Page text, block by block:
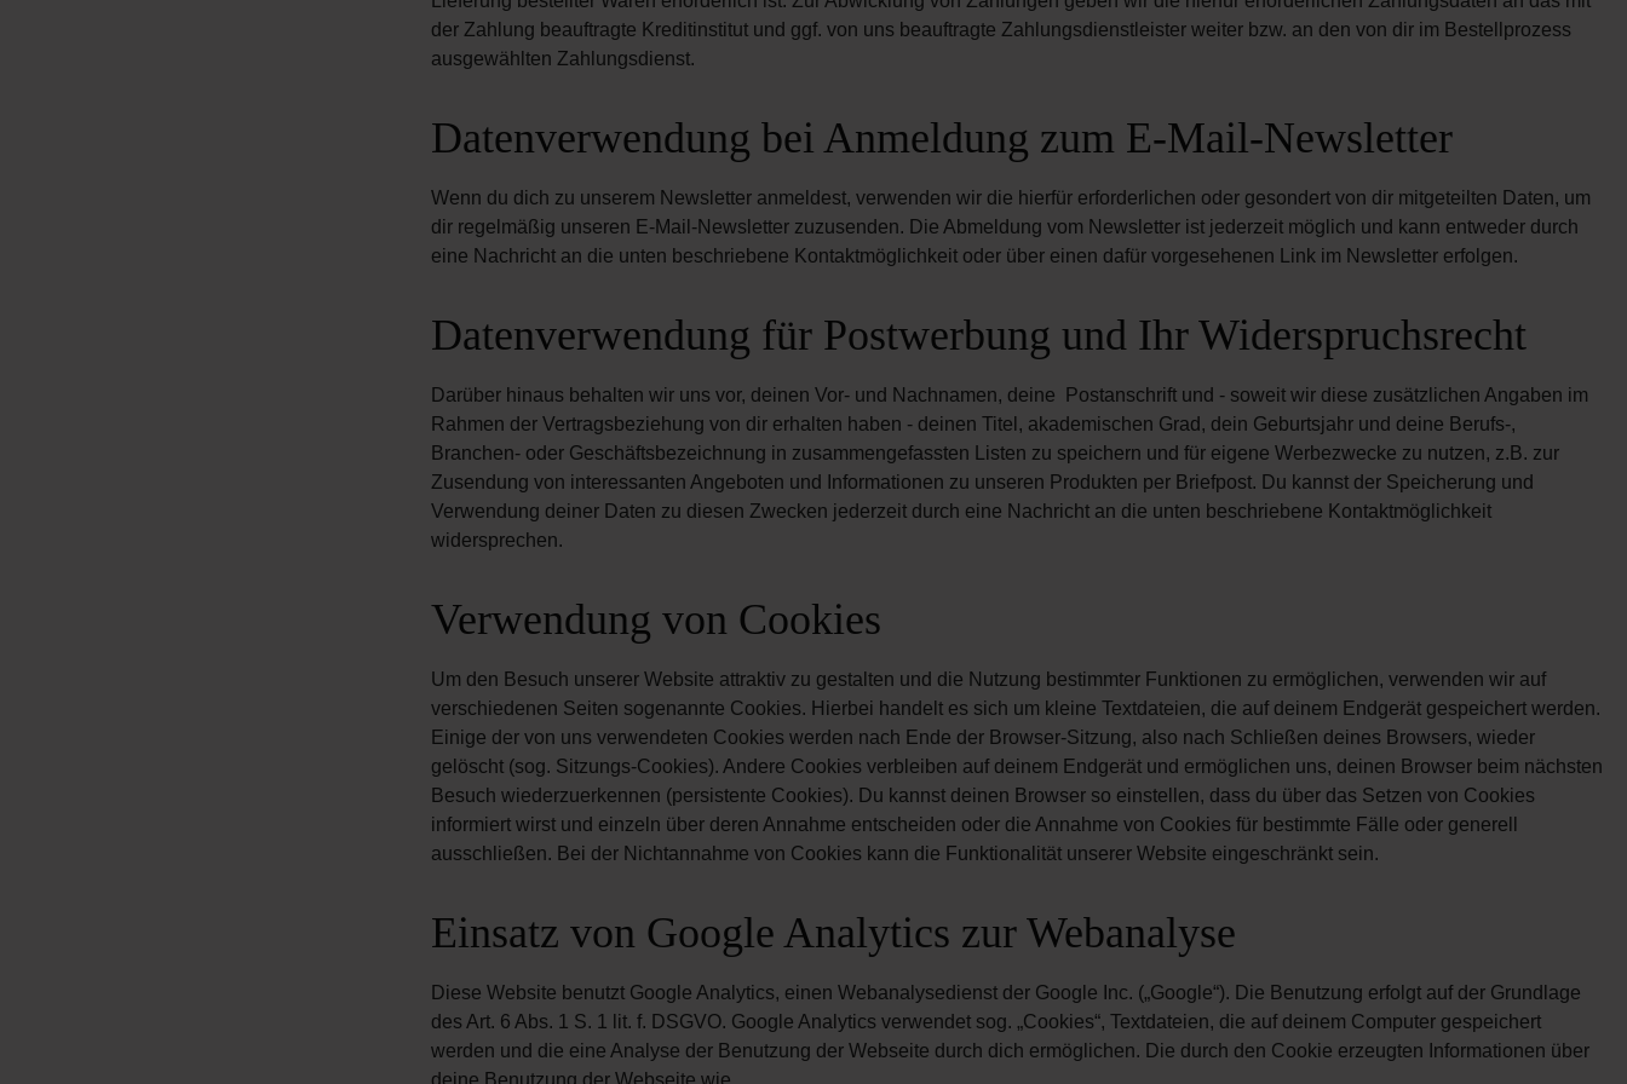
der Zahlung beauftragte Kreditinstitut und ggf. von uns beauftragte Zahlungsdienstleister weiter bzw. an den von dir im Bestellprozess
ausgewählten Zahlungsdienst.
Datenverwendung bei Anmeldung zum E-Mail-Newsletter
Wenn du dich zu unserem Newsletter anmeldest, verwenden wir die hierfür erforderlichen oder gesondert von dir mitgeteilten Daten, um
dir regelmäßig unseren E-Mail-Newsletter zuzusenden. Die Abmeldung vom Newsletter ist jederzeit möglich und kann entweder durch
eine Nachricht an die unten beschriebene Kontaktmöglichkeit oder über einen dafür vorgesehenen Link im Newsletter erfolgen.
Datenverwendung für Postwerbung und Ihr Widerspruchsrecht
Darüber hinaus behalten wir uns vor, deinen Vor- und Nachnamen, deine Postanschrift und - soweit wir diese zusätzlichen Angaben im
Rahmen der Vertragsbeziehung von dir erhalten haben - deinen Titel, akademischen Grad, dein Geburtsjahr und deine Berufs-,
Branchen- oder Geschäftsbezeichnung in zusammengefassten Listen zu speichern und für eigene Werbezwecke zu nutzen, z.B. zur
Zusendung von interessanten Angeboten und Informationen zu unseren Produkten per Briefpost. Du kannst der Speicherung und
Verwendung deiner Daten zu diesen Zwecken jederzeit durch eine Nachricht an die unten beschriebene Kontaktmöglichkeit
widersprechen.
Verwendung von Cookies
Um den Besuch unserer Website attraktiv zu gestalten und die Nutzung bestimmter Funktionen zu ermöglichen, verwenden wir auf
verschiedenen Seiten sogenannte Cookies. Hierbei handelt es sich um kleine Textdateien, die auf deinem Endgerät gespeichert werden.
Einige der von uns verwendeten Cookies werden nach Ende der Browser-Sitzung, also nach Schließen deines Browsers, wieder
gelöscht (sog. Sitzungs-Cookies). Andere Cookies verbleiben auf deinem Endgerät und ermöglichen uns, deinen Browser beim nächsten
Besuch wiederzuerkennen (persistente Cookies). Du kannst deinen Browser so einstellen, dass du über das Setzen von Cookies
informiert wirst und einzeln über deren Annahme entscheiden oder die Annahme von Cookies für bestimmte Fälle oder generell
ausschließen. Bei der Nichtannahme von Cookies kann die Funktionalität unserer Website eingeschränkt sein.
Einsatz von Google Analytics zur Webanalyse
Diese Website benutzt Google Analytics, einen Webanalysedienst der Google Inc. („Google“). Die Benutzung erfolgt auf der Grundlage
des Art. 6 Abs. 1 S. 1 lit. f. DSGVO. Google Analytics verwendet sog. „Cookies“, Textdateien, die auf deinem Computer gespeichert
werden und die eine Analyse der Benutzung der Webseite durch dich ermöglichen. Die durch den Cookie erzeugten Informationen über
deine Benutzung der Webseite wie